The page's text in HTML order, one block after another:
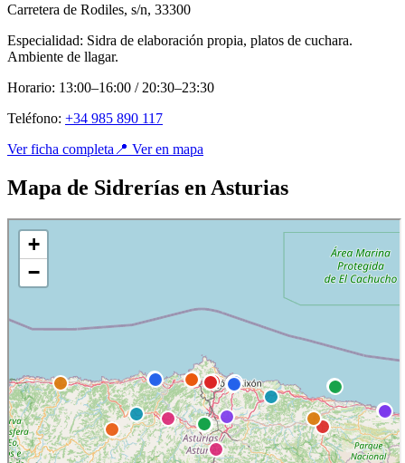
Carretera de Rodiles, s/n, 33300
Especialidad: Sidra de elaboración propia, platos de cuchara.
Ambiente de llagar.
Horario: 13:00–16:00 / 20:30–23:30
Teléfono: +34 985 890 117
Ver ficha completa📍 Ver en mapa
Mapa de Sidrerías en Asturias